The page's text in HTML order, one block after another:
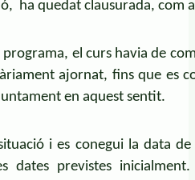
ha quedat clausurada, com
el curs havia de
ajornat, fins que es
en aquest sentit.
i es conegui la data
dates previstes